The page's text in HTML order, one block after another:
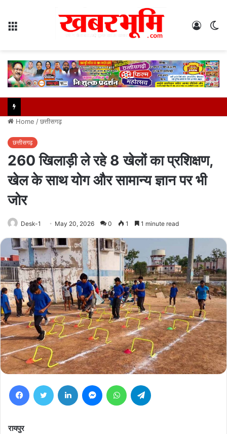
Log
Home /छत्तीसगढ़
छत्तीसगढ़
260 खिलाड़ी ले रहे 8 खेलों का प्रशिक्षण,
खेल के साथ योग और सामान्य ज्ञान पर भी
जोर
Desk-1 May 20, 2026 0 1 1 minute read
FacebookTwitter LinkedIn MessengerWhatsApp
रायपुर